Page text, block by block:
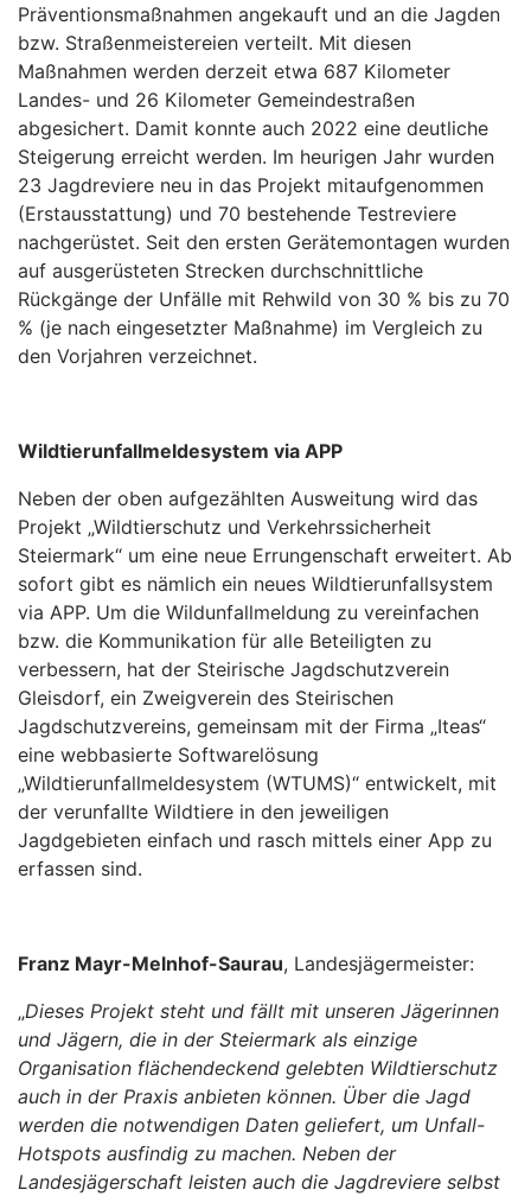
Präventionsmaßnahmen angekauft und an die Jagden
bzw. Straßenmeistereien verteilt. Mit diesen
Maßnahmen werden derzeit etwa 687 Kilometer
Landes- und 26 Kilometer Gemeindestraßen
abgesichert. Damit konnte auch 2022 eine deutliche
Steigerung erreicht werden. Im heurigen Jahr wurden
23 Jagdreviere neu in das Projekt mitaufgenommen
(Erstausstattung) und 70 bestehende Testreviere
nachgerüstet. Seit den ersten Gerätemontagen wurden
auf ausgerüsteten Strecken durchschnittliche
Rückgänge der Unfälle mit Rehwild von 30 % bis zu 70
% (je nach eingesetzter Maßnahme) im Vergleich zu
den Vorjahren verzeichnet.
Wildtierunfallmeldesystem via APP
Neben der oben aufgezählten Ausweitung wird das
Projekt „Wildtierschutz und Verkehrssicherheit
Steiermark“ um eine neue Errungenschaft erweitert. Ab
sofort gibt es nämlich ein neues Wildtierunfallsystem
via APP. Um die Wildunfallmeldung zu vereinfachen
bzw. die Kommunikation für alle Beteiligten zu
verbessern, hat der Steirische Jagdschutzverein
Gleisdorf, ein Zweigverein des Steirischen
Jagdschutzvereins, gemeinsam mit der Firma „Iteas“
eine webbasierte Softwarelösung
„Wildtierunfallmeldesystem (WTUMS)“ entwickelt, mit
der verunfallte Wildtiere in den jeweiligen
Jagdgebieten einfach und rasch mittels einer App zu
erfassen sind.
Franz Mayr-Melnhof-Saurau, Landesjägermeister:
„Dieses Projekt steht und fällt mit unseren Jägerinnen
und Jägern, die in der Steiermark als einzige
Organisation flächendeckend gelebten Wildtierschutz
auch in der Praxis anbieten können. Über die Jagd
werden die notwendigen Daten geliefert, um Unfall-
Hotspots ausfindig zu machen. Neben der
Landesjägerschaft leisten auch die Jagdreviere selbst